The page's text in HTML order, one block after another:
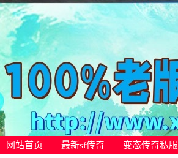
网站首页 最新sf传奇 变态传奇私服